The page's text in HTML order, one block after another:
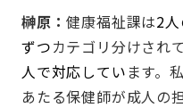
榊原：健康福祉課は2
ずつカテゴリ分けされ
人で対応してい ます。
あたる保健師が成人の